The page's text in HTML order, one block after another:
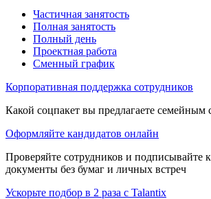
Частичная занятость
Полная занятость
Полный день
Проектная работа
Сменный график
Корпоративная поддержка сотрудников
Какой соцпакет вы предлагаете семейным
Оформляйте кандидатов онлайн
Проверяйте сотрудников и подписывайте
документы без бумаг и личных встреч
Ускорьте подбор в 2 раза с Talantix